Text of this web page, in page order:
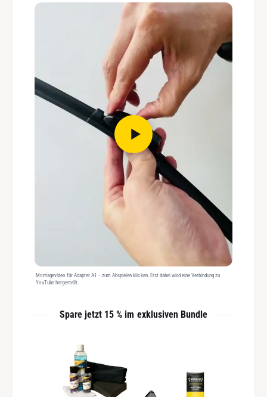
Montagevideo für Adapter A1 – zum Abspielen klicken. Erst dabei wird eine Verbindung zu
YouTube hergestellt.
Spare jetzt 15 % im exklusiven Bundle